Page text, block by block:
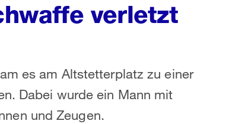
verletzt
es am Altstetterplatz zu einer
Dabei wurde ein Mann mit
und Zeugen.